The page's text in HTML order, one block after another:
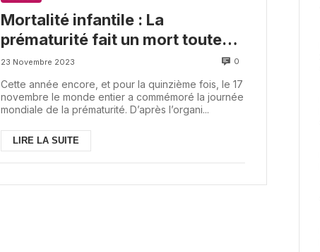
Mortalité infantile : La
prématurité fait un mort toutes
les quarante secondes
23 Novembre 2023 0
Cette année encore, et pour la quinzième fois, le 17
novembre le monde entier a commémoré la journée
mondiale de la prématurité. D’après l’organi...
LIRE LA SUITE